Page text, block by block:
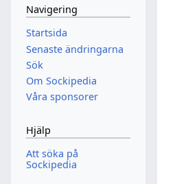
Navigering
Startsida
Senaste ändringarna
Sök
Om Sockipedia
Våra sponsorer
Hjälp
Att söka på
Sockipedia